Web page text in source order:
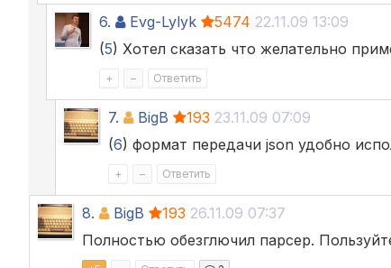
6. Evg-Lylyk 5474 22.11.09 13:09
(5) Хотел сказать что желательно
+ – Ответить
7. BigB 193 23.11.09 07:09
(6) формат передачи json удобно
+ – Ответить
8. BigB 193 26.11.09 07:37
Полностью обезглючил парсер.